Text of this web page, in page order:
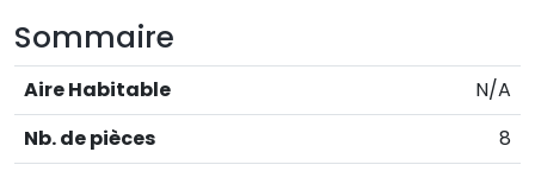
Sommaire
Aire Habitable
N/A
Nb. de pièces
8